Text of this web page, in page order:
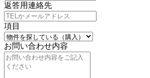
返答用連絡先
項目
お問い合わせ内容